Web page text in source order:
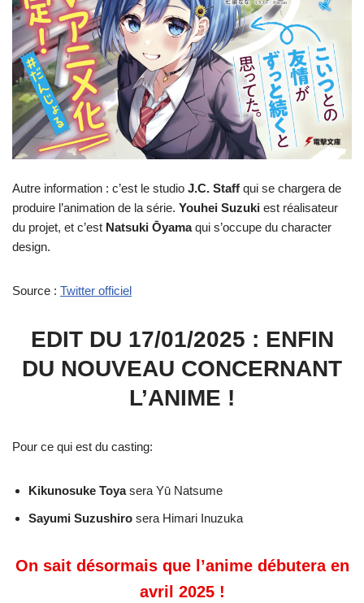
Autre information : c’est le studio J.C. Staff qui se chargera de
produire l’animation de la série. Youhei Suzuki est réalisateur
du projet, et c’est Natsuki Ōyamaqui s’occupe du character
design.
Source : Twitter officiel
EDIT DU 17/01/2025 : ENFIN
DU NOUVEAU CONCERNANT
L’ANIME !
Pour ce qui est du casting:
Kikunosuke Toyasera Yū Natsume
Sayumi Suzushiro sera Himari Inuzuka
On sait désormais que l’anime débutera en
avril 2025 !